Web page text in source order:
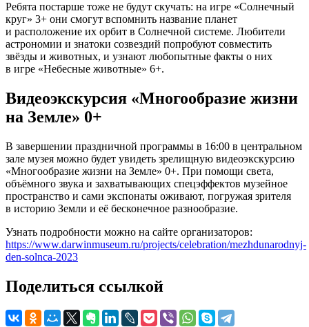
Ребята постарше тоже не будут скучать: на игре «Солнечный
круг» 3+ они смогут вспомнить название планет
и расположение их орбит в Солнечной системе. Любители
астрономии и знатоки созвездий попробуют совместить
звёзды и животных, и узнают любопытные факты о них
в игре «Небесные животные» 6+.
Видеоэкскурсия «Многообразие жизни
на Земле» 0+
В завершении праздничной программы в 16:00 в центральном
зале музея можно будет увидеть зрелищную видеоэкскурсию
«Многообразие жизни на Земле» 0+. При помощи света,
объёмного звука и захватывающих спецэффектов музейное
пространство и сами экспонаты оживают, погружая зрителя
в историю Земли и её бесконечное разнообразие.
Узнать подробности можно на сайте организаторов:
https://www.darwinmuseum.ru/projects/celebration/mezhdunarodnyj-
den-solnca-2023
Поделиться ссылкой